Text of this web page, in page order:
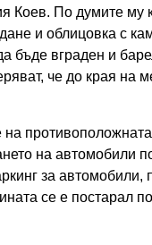
Коев. По думите му
и облицовка с
бъде вграден и
че до края на
на автомобили
за автомобили,
се е постарал